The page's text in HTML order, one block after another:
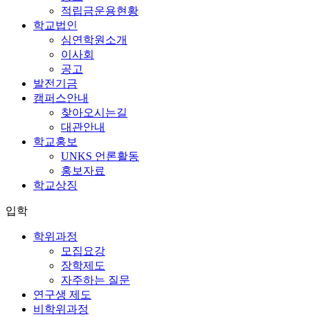
적립금운용현황
학교법인
심연학원소개
이사회
공고
발전기금
캠퍼스안내
찾아오시는길
대관안내
학교홍보
UNKS 언론활동
홍보자료
학교상징
입학
학위과정
모집요강
장학제도
자주하는 질문
연구생 제도
비학위과정